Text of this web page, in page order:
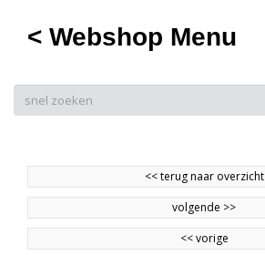
< Webshop Menu
<<terug naar overzicht
volgende >>
<<vorige